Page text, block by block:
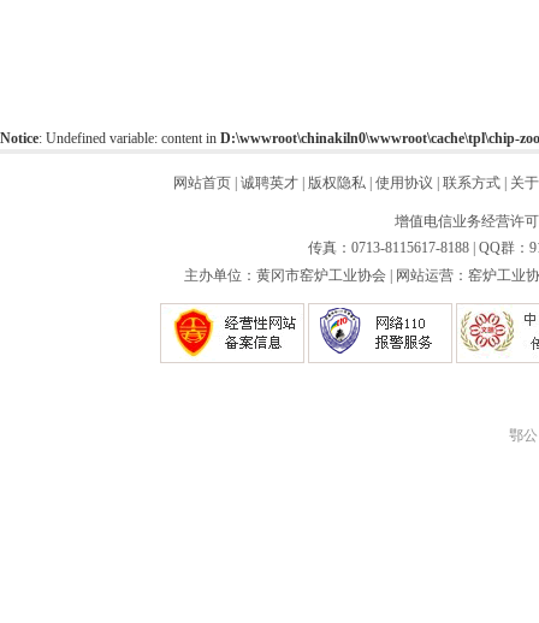
Notice: Undefined variable: content in D:\wwwroot\chinakiln0\wwwroot\cache\tpl\chip-
网站首页 诚聘英才 版权隐私 使用协议 联系方式 关
增值电信业务经营许
传真：0713-8115617-8188 | QQ群：
主办单位：黄冈市窑炉工业协会 | 网站运营：窑炉工业
鄂公